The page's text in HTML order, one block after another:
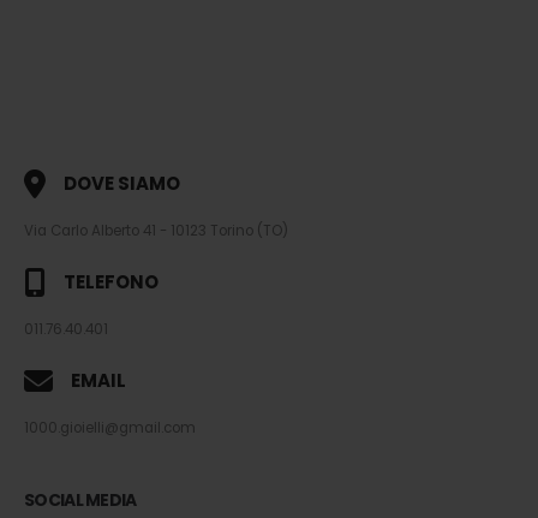
DOVE SIAMO
Via Carlo Alberto 41 - 10123 Torino (TO)
TELEFONO
011.76.40.401
EMAIL
1000.gioielli@gmail.com
SOCIAL MEDIA